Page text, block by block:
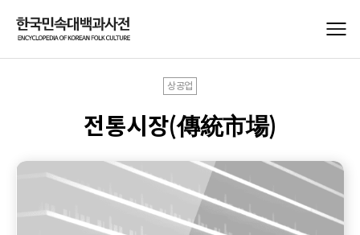
상공업
전통시장(傳統市場)